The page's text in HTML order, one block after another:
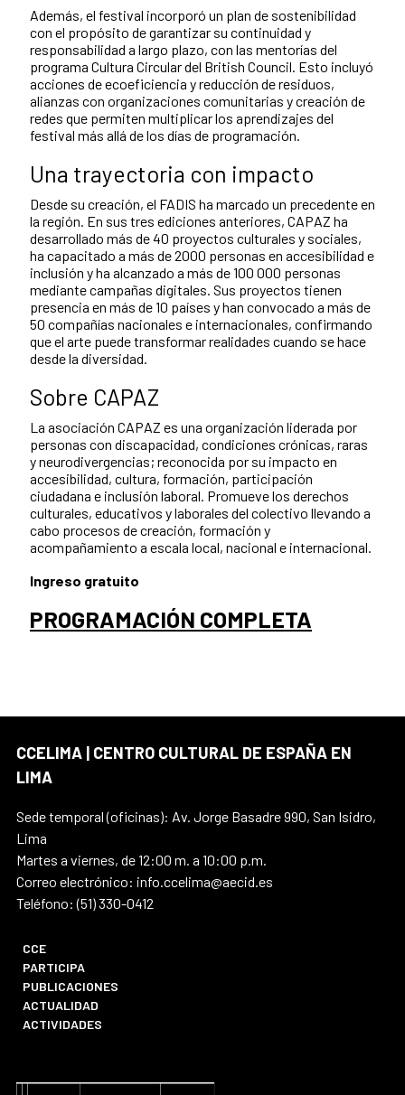
Además, el festival incorporó un plan de sostenibilidad
con el propósito de garantizar su continuidad y
responsabilidad a largo plazo, con las mentorías del
programa Cultura Circular del British Council. Esto incluyó
acciones de ecoeficiencia y reducción de residuos,
alianzas con organizaciones comunitarias y creación de
redes que permiten multiplicar los aprendizajes del
festival más allá de los días de programación.
Una trayectoria con impacto
Desde su creación, el FADIS ha marcado un precedente en
la región. En sus tres ediciones anteriores, CAPAZ ha
desarrollado más de 40 proyectos culturales y sociales,
ha capacitado a más de 2000 personas en accesibilidad e
inclusión y ha alcanzado a más de 100 000 personas
mediante campañas digitales. Sus proyectos tienen
presencia en más de 10 países y han convocado a más de
50 compañías nacionales e internacionales, confirmando
que el arte puede transformar realidades cuando se hace
desde la diversidad.
Sobre CAPAZ
La asociación CAPAZ es una organización liderada por
personas con discapacidad, condiciones crónicas, raras
y neurodivergencias; reconocida por su impacto en
accesibilidad, cultura, formación, participación
ciudadana e inclusión laboral. Promueve los derechos
culturales, educativos y laborales del colectivo llevando a
cabo procesos de creación, formación y
acompañamiento a escala local, nacional e internacional.
Ingreso gratuito
PROGRAMACIÓN COMPLETA
CCELIMA | CENTRO CULTURAL DE ESPAÑA EN
LIMA
Sede temporal (oficinas): Av. Jorge Basadre 990, San Isidro,
Lima
Martes a viernes, de 12:00 m. a 10:00 p.m.
Correo electrónico: info.ccelima@aecid.es
Teléfono: (51) 330-0412
CCE
PARTICIPA
PUBLICACIONES
ACTUALIDAD
ACTIVIDADES